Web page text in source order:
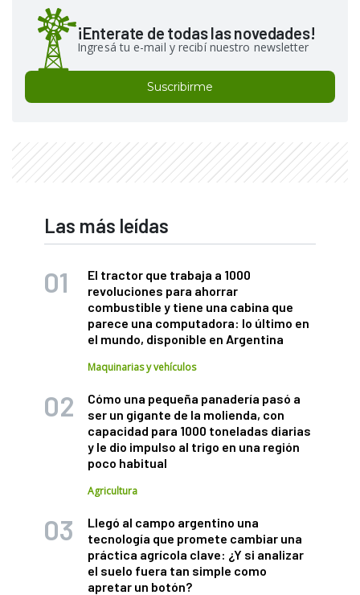
¡Enterate de todas las novedades!
Ingresá tu e-mail y recibí nuestro newsletter
Suscribirme
Las más leídas
El tractor que trabaja a 1000
revoluciones para ahorrar
combustible y tiene una cabina que
parece una computadora: lo último en
el mundo, disponible en Argentina
Maquinarias y vehículos
Cómo una pequeña panadería pasó a
ser un gigante de la molienda, con
capacidad para 1000 toneladas diarias
y le dio impulso al trigo en una región
poco habitual
Agricultura
Llegó al campo argentino una
tecnología que promete cambiar una
práctica agrícola clave: ¿Y si analizar
el suelo fuera tan simple como
apretar un botón?